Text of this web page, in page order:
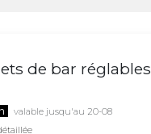
de bar
valable jusqu'au 20-08